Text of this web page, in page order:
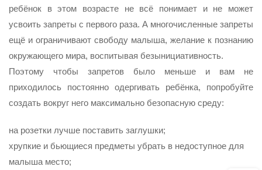
ребёнок в этом возрасте не всё понимает и не может
усвоить запреты с первого раза. А многочисленные запреты
ещё и ограничивают свободу малыша, желание к познанию
окружающего мира, воспитывая безынициативность.
Поэтому чтобы запретов было меньше и вам не
приходилось постоянно одергивать ребёнка, попробуйте
создать вокруг него максимально безопасную среду:
на розетки лучше поставить заглушки;
хрупкие и бьющиеся предметы убрать в недоступное для
малыша место;